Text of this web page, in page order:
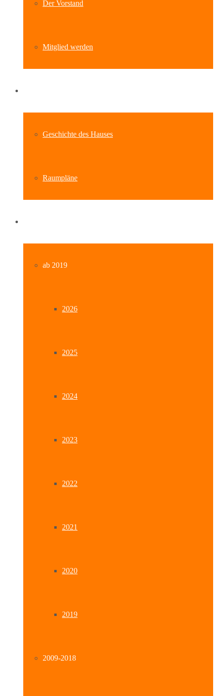
Der Vorstand
Mitglied werden
Geschichte des Hauses
Raumpläne
ab 2019
2026
2025
2024
2023
2022
2021
2020
2019
2009-2018